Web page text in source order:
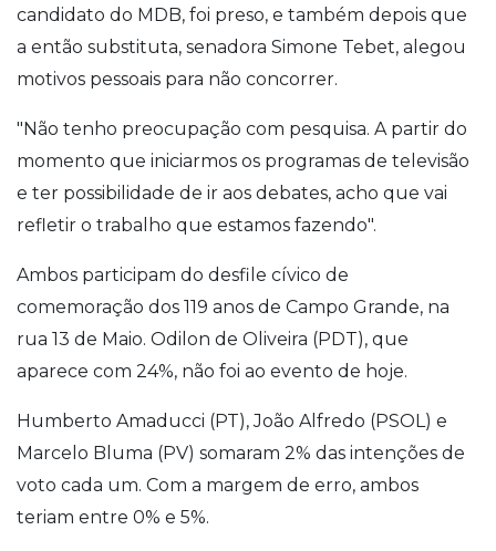
candidato do MDB, foi preso, e também depois que
a então substituta, senadora Simone Tebet, alegou
motivos pessoais para não concorrer.
"Não tenho preocupação com pesquisa. A partir do
momento que iniciarmos os programas de televisão
e ter possibilidade de ir aos debates, acho que vai
refletir o trabalho que estamos fazendo".
Ambos participam do desfile cívico de
comemoração dos 119 anos de Campo Grande, na
rua 13 de Maio. Odilon de Oliveira (PDT), que
aparece com 24%, não foi ao evento de hoje.
Humberto Amaducci (PT), João Alfredo (PSOL) e
Marcelo Bluma (PV) somaram 2% das intenções de
voto cada um. Com a margem de erro, ambos
teriam entre 0% e 5%.